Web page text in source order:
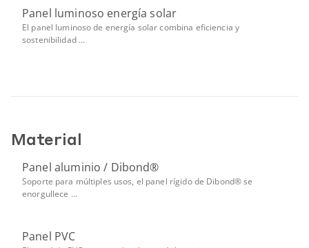
Panel luminoso energía solar
El panel luminoso de energía solar combina eficiencia y
sostenibilidad ...
Material
Panel aluminio / Dibond®
Soporte para múltiples usos, el panel rígido de Dibond® se
enorgullece ...
Panel PVC